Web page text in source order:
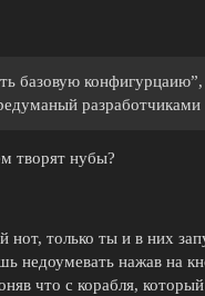
базовую
разработчиками
творят нубы?
только ты и в них
недоумевать нажав на
что с корабля,